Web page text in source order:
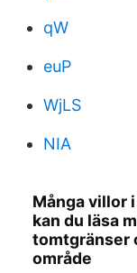
qW
euP
WjLS
NIA
Många villor
kan du läsa
tomtgränser
område